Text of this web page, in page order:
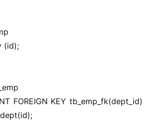
(id);
FOREIGN KEY tb_emp_fk(dept_id)